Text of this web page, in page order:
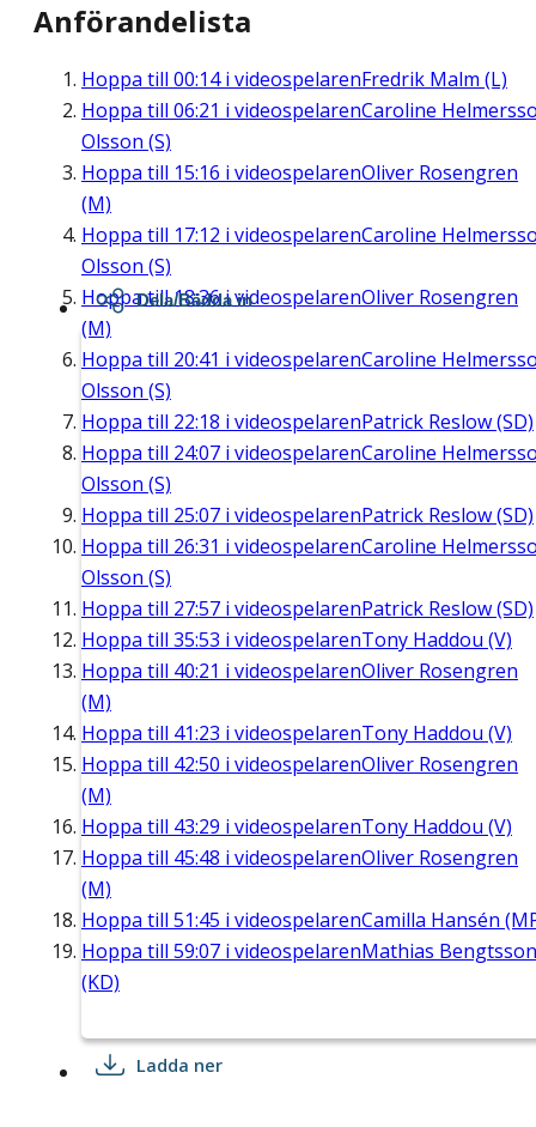
Anförandelista
Hoppa till 00:14i videospelarenFredrik Malm (L)
Hoppa till 06:21 i videospelarenCaroline
Olsson (S)
Hoppa till 15:16 i videospelarenOliver Rosengren
(M)
Hoppa till 17:12 i videospelarenCaroline
Olsson (S)
Hoppa till18:36i videospelarenOliver Rosengren
(M)
Hoppa till 20:41 i videospelarenCaroline
Olsson (S)
Hoppa till 22:18 i videospelarenPatrick Reslow (SD)
Hoppa till 24:07 i videospelarenCaroline
Olsson (S)
Hoppa till 25:07 i videospelarenPatrick Reslow (SD)
Hoppa till 26:31 i videospelarenCaroline
Olsson (S)
Hoppa till 27:57 i videospelarenPatrick Reslow (SD)
Hoppa till 35:53 i videospelarenTony Haddou (V)
Hoppa till 40:21 i videospelarenOliver Rosengren
(M)
Hoppa till 41:23 i videospelarenTony Haddou (V)
Hoppa till 42:50 i videospelarenOliver Rosengren
(M)
Hoppa till 43:29 i videospelarenTony Haddou (V)
Hoppa till 45:48 i videospelarenOliver Rosengren
(M)
Hoppa till 51:45 i videospelarenCamilla Hansén
Hoppa till 59:07 i videospelarenMathias Bengtsson
(KD)
Dela/Bädda in
Ladda ner